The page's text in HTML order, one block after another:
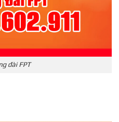
đài FPT